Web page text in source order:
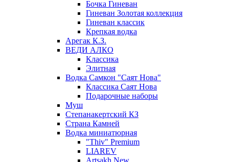
Бочка Гиневан
Гиневан Золотая коллекция
Гиневан классик
Крепкая водка
Арегак К.З.
ВЕДИ АЛКО
Классика
Элитная
Водка Самкон "Саят Нова"
Классика Саят Нова
Подарочные наборы
Муш
Степанакертский КЗ
Страна Камней
Водка миниатюрная
"Thiv" Premium
LIAREV
Artsakh New